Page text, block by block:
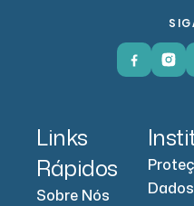
Links
Rápidos
Sobre Nós
Dados